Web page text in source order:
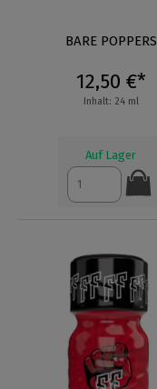
BARE POPPERS
12,50 €*
Inhalt: 24 ml
Auf Lager